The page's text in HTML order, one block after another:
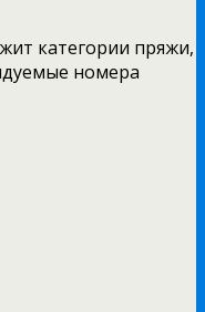
категории пряжи,
номера